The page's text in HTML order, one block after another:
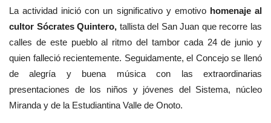
La actividad inició con un significativo y emotivo homenaje al
cultor Sócrates Quintero, tallista del San Juan que recorre las
calles de este pueblo al ritmo del tambor cada 24 de junio y
quien falleció recientemente. Seguidamente, el Concejo se llenó
de alegría y buena música con las extraordinarias
presentaciones de los niños y jóvenes del Sistema, núcleo
Miranda y de la Estudiantina Valle de Onoto.